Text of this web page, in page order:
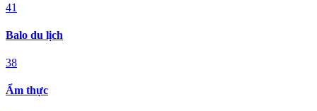
41
Balo du lịch
38
Ẩm thực